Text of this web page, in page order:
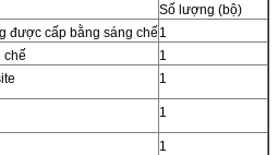
Số lượng (bộ)
được cấp bằng sáng chế 1
chế
1
1
1
1